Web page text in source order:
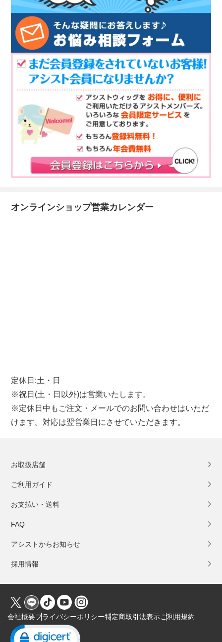
オンラインショップ営業カレンダー
定休日:土・日
※祝日(土・日以外)は営業いたします。
※定休日中もご注文・メールでのお問い合わせはいただ
けます。対応は翌営業日にさせていただきます。
お取扱店舗
ご利用ガイド
お支払い・送料
FAQ
アシストからお知らせ
採用情報
会社概要プライバシーポリシー特定商取引法表示ご利用規約
Click to open certificate verification popup